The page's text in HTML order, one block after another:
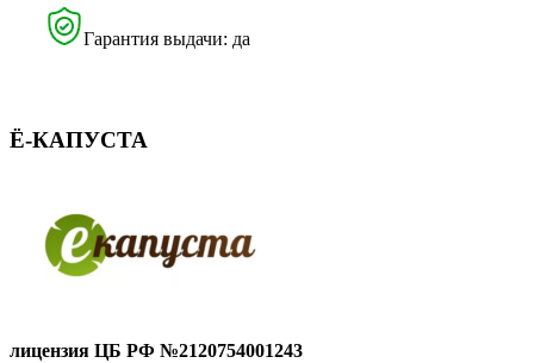
Гарантия выдачи: да
Ё-КАПУСТА
лицензия ЦБ РФ №2120754001243